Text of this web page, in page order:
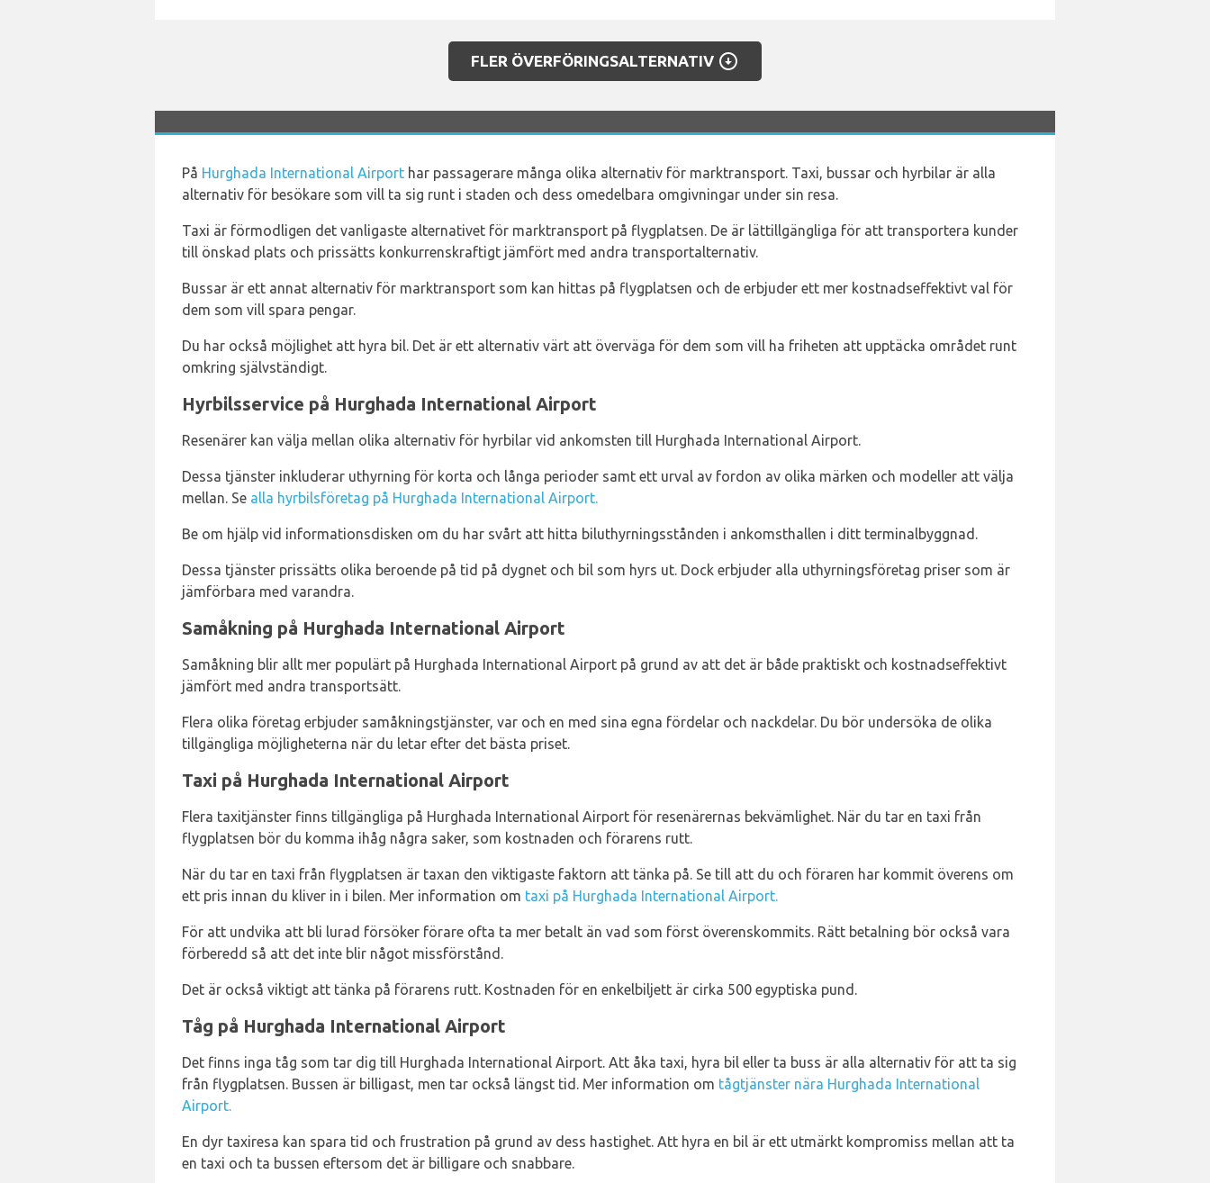
FLER ÖVERFÖRINGSALTERNATIV arrow_circle_down
På Hurghada International Airport har passagerare många olika alternativ för marktransport. Taxi, bussar och hyrbilar är alla
alternativ för besökare som vill ta sig runt i staden och dess omedelbara omgivningar under sin resa.
Taxi är förmodligen det vanligaste alternativet för marktransport på flygplatsen. De är lättillgängliga för att transportera kunder
till önskad plats och prissätts konkurrenskraftigt jämfört med andra transportalternativ.
Bussar är ett annat alternativ för marktransport som kan hittas på flygplatsen och de erbjuder ett mer kostnadseffektivt val för
dem som vill spara pengar.
Du har också möjlighet att hyra bil. Det är ett alternativ värt att överväga för dem som vill ha friheten att upptäcka området runt
omkring självständigt.
Hyrbilsservice på Hurghada International Airport
Resenärer kan välja mellan olika alternativ för hyrbilar vid ankomsten till Hurghada International Airport.
Dessa tjänster inkluderar uthyrning för korta och långa perioder samt ett urval av fordon av olika märken och modeller att välja
mellan. Se alla hyrbilsföretag på Hurghada International Airport.
Be om hjälp vid informationsdisken om du har svårt att hitta biluthyrningsstånden i ankomsthallen i ditt terminalbyggnad.
Dessa tjänster prissätts olika beroende på tid på dygnet och bil som hyrs ut. Dock erbjuder alla uthyrningsföretag priser som är
jämförbara med varandra.
Samåkning på Hurghada International Airport
Samåkning blir allt mer populärt på Hurghada International Airport på grund av att det är både praktiskt och kostnadseffektivt
jämfört med andra transportsätt.
Flera olika företag erbjuder samåkningstjänster, var och en med sina egna fördelar och nackdelar. Du bör undersöka de olika
tillgängliga möjligheterna när du letar efter det bästa priset.
Taxi på Hurghada International Airport
Flera taxitjänster finns tillgängliga på Hurghada International Airport för resenärernas bekvämlighet. När du tar en taxi från
flygplatsen bör du komma ihåg några saker, som kostnaden och förarens rutt.
När du tar en taxi från flygplatsen är taxan den viktigaste faktorn att tänka på. Se till att du och föraren har kommit överens om
ett pris innan du kliver in i bilen. Mer information om taxi på Hurghada International Airport.
För att undvika att bli lurad försöker förare ofta ta mer betalt än vad som först överenskommits. Rätt betalning bör också vara
förberedd så att det inte blir något missförstånd.
Det är också viktigt att tänka på förarens rutt. Kostnaden för en enkelbiljett är cirka 500 egyptiska pund.
Tåg på Hurghada International Airport
Det finns inga tåg som tar dig till Hurghada International Airport. Att åka taxi, hyra bil eller ta buss är alla alternativ för att ta sig
från flygplatsen. Bussen är billigast, men tar också längst tid. Mer information om tågtjänster nära Hurghada International
Airport.
En dyr taxiresa kan spara tid och frustration på grund av dess hastighet. Att hyra en bil är ett utmärkt kompromiss mellan att ta
en taxi och ta bussen eftersom det är billigare och snabbare.